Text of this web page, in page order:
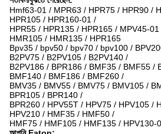
Hmf63-01 / MPR63 / HPR75 / HPR90 /
HPR105 / HPR160-01 /
HPR55 / HPR135 / HPR165 / MPV45-
HMR105 / HMR135 / HPR165
Bpv35 / bpv50 / bpv70 / bpv100 /
B2PV75 / B2PV105 / B2PV140 /
B2PV186 / BPR186 / BMF35 / BMF55 /
BMF140 / BMF186 / BMF260 /
BMV35 / BMV55 / BMV75 / BMV105 /
BPR105 / BPR140 /
BPR260 / HPV55T / HPV75 / HPV105 /
HPV210 / HMF35 / HMF50 /
HMF75 / HMF105 / HMF135 / HPV130-